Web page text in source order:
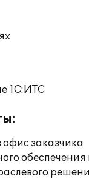
1С:ИТС
заказчика